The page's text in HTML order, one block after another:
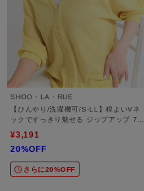
SHOO・LA・RUE
【ひんやり/洗濯機可/S-LL】程よいVネ
ックですっきり魅せる ジップアップ 7分
袖シアーカーディガン
¥3,191
20%OFF
さらに20%OFF